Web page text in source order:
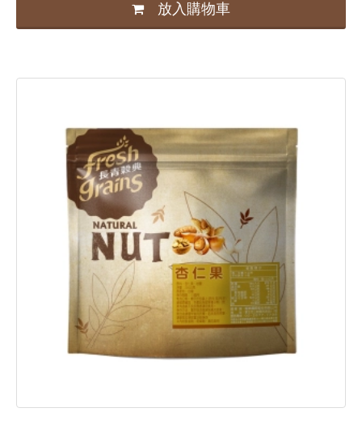
放入購物車